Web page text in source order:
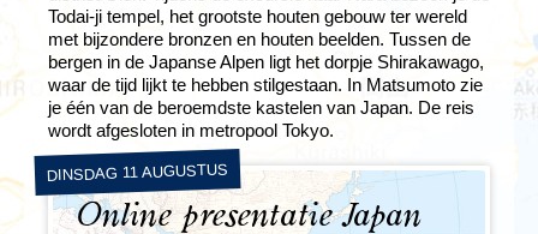
Todai-ji tempel, het grootste houten gebouw ter wereld
met bijzondere bronzen en houten beelden. Tussen de
bergen in de Japanse Alpen ligt het dorpje Shirakawago,
waar de tijd lijkt te hebben stilgestaan. In Matsumoto zie
je één van de beroemdste kastelen van Japan. De reis
wordt afgesloten in metropool Tokyo.
DINSDAG 11 AUGUSTUS
Online presentatie Japan